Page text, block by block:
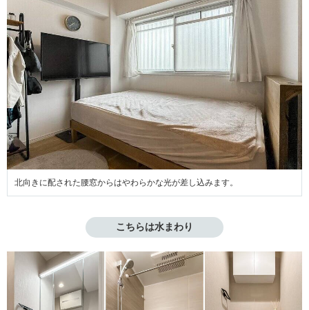
北向きに配された腰窓からはやわらかな光が差し込みます。
こちらは水まわり